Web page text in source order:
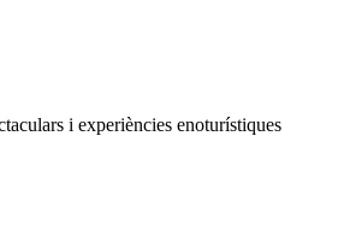
i experiències enoturístiques